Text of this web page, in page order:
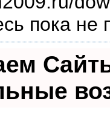
пока